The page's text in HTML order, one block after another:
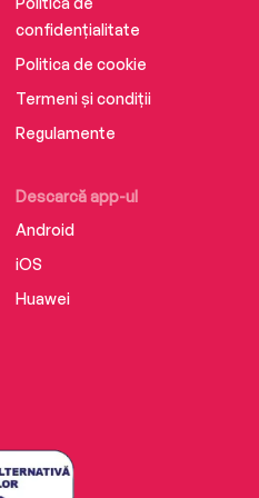
Descarcă app-ul
Android
iOS
Huawei
confidențialitate
Politica de cookie
Termeni și condiții
Regulamente